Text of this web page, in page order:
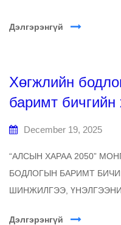
Дэлгэрэнгүй
Хөгжлийн
баримт бичгийн
December 19, 2025
“АЛСЫН ХАРАА 2050”
БОДЛОГЫН БАРИМТ
ШИНЖИЛГЭЭ,
Дэлгэрэнгүй